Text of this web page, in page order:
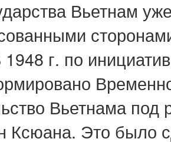
Вьетнам
г. по
Вьетнама под
Ксюана. Это было